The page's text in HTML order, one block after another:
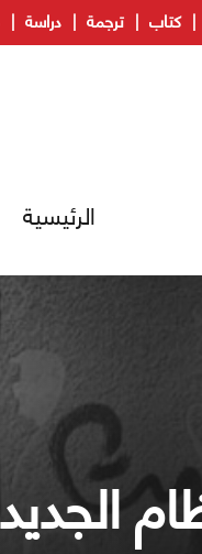
كتاب ترجمة دراسة
الرئيسية